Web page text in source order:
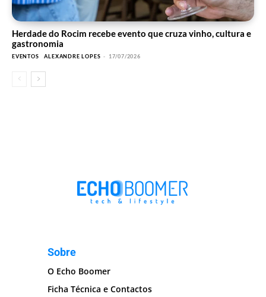
Herdade do Rocim recebe evento que cruza vinho, cultura e
gastronomia
EVENTOS ALEXANDRE LOPES - 17/07/2026
Sobre
O Echo Boomer
Ficha Técnica e Contactos